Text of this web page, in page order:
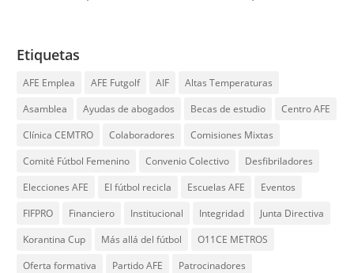
Etiquetas
AFE Emplea AFE Futgolf AIF
Altas Temperaturas
Asamblea
Ayudas de abogados Becas de estudio
Centro AFE
Clínica CEMTRO
Colaboradores
Comisiones Mixtas
Comité Fútbol Femenino
Convenio Colectivo
Desfibriladores
Elecciones AFE
El fútbol recicla Escuelas AFE
Eventos
FIFPRO
Financiero Institucional Integridad
Junta Directiva
Korantina Cup
Más allá del fútbol
O11CE METROS
Oferta formativa
Partido AFE
Patrocinadores